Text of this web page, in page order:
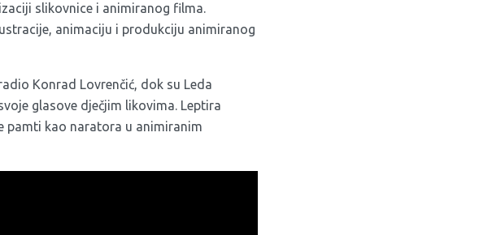
slikovnice i animiranog filma.
animaciju i produkciju animiranog
Konrad Lovrenčić, dok su Leda
glasove dječjim likovima. Leptira
pamti kao naratora u animiranim